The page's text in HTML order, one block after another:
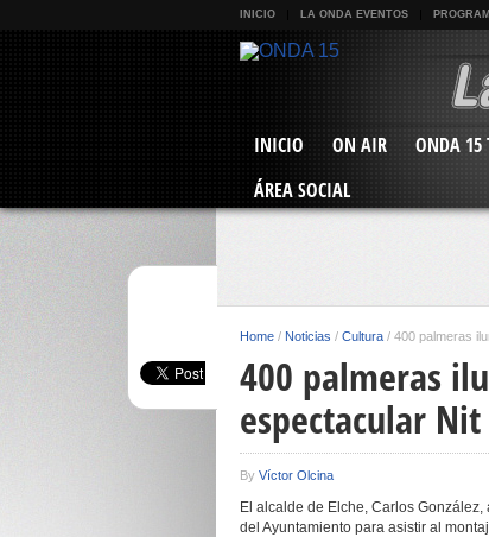
INICIO LA ONDA EVENTOS
INICIO ON AIR ONDA 15
ÁREA SOCIAL
Home / Noticias / Cultura / 400 palmeras
400 palmeras
espectacular Nit
By Víctor Olcina
El alcalde de Elche, Carlos
del Ayuntamiento para asistir al